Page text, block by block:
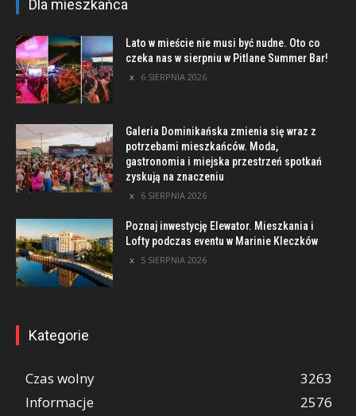
Dla mieszkańca
Lato w mieście nie musi być nudne. Oto co
czeka nas w sierpniu w Pitlane Summer Bar!
6 SIERPNIA 2026
Galeria Dominikańska zmienia się wraz z
potrzebami mieszkańców. Moda,
gastronomia i miejska przestrzeń spotkań
zyskują na znaczeniu
6 SIERPNIA 2026
Poznaj inwestycję Elewator. Mieszkania i
Lofty podczas eventu w Marinie Kleczków
5 SIERPNIA 2026
Kategorie
Czas wolny
3263
Informacje
2576